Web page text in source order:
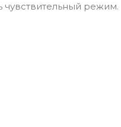
чувствительный режим.